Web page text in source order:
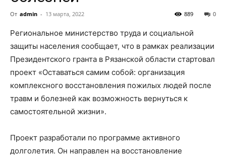
От admin - 13 марта, 2022 0
889
Региональное министерство труда и социальной
защиты населения сообщает, что в рамках реализации
Президентского гранта в Рязанской области стартовал
проект «Оставаться самим собой: организация
комплексного восстановления пожилых людей после
травм и болезней как возможность вернуться к
самостоятельной жизни».
Проект разработали по программе активного
долголетия. Он направлен на восстановление